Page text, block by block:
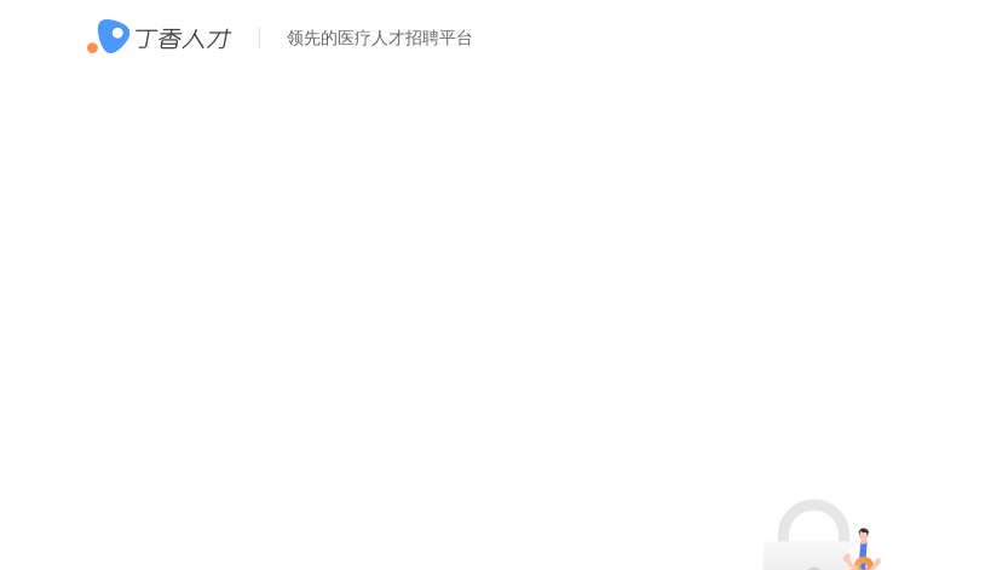
领先的医疗人才招聘平台